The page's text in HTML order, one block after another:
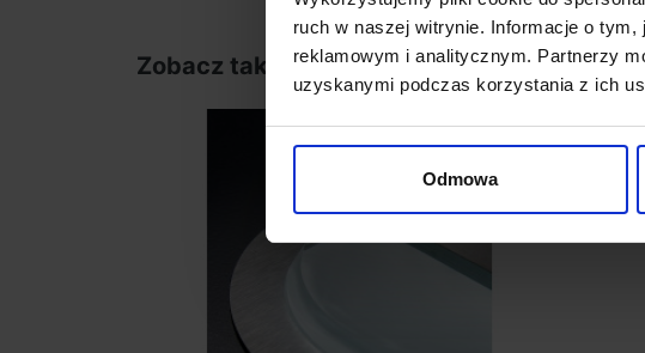
ruch w naszej witrynie. Informacje o
reklamowym i analitycznym. Partnerzy
uzyskanymi podczas korzystania z ich
Odmowa
Zobacz także